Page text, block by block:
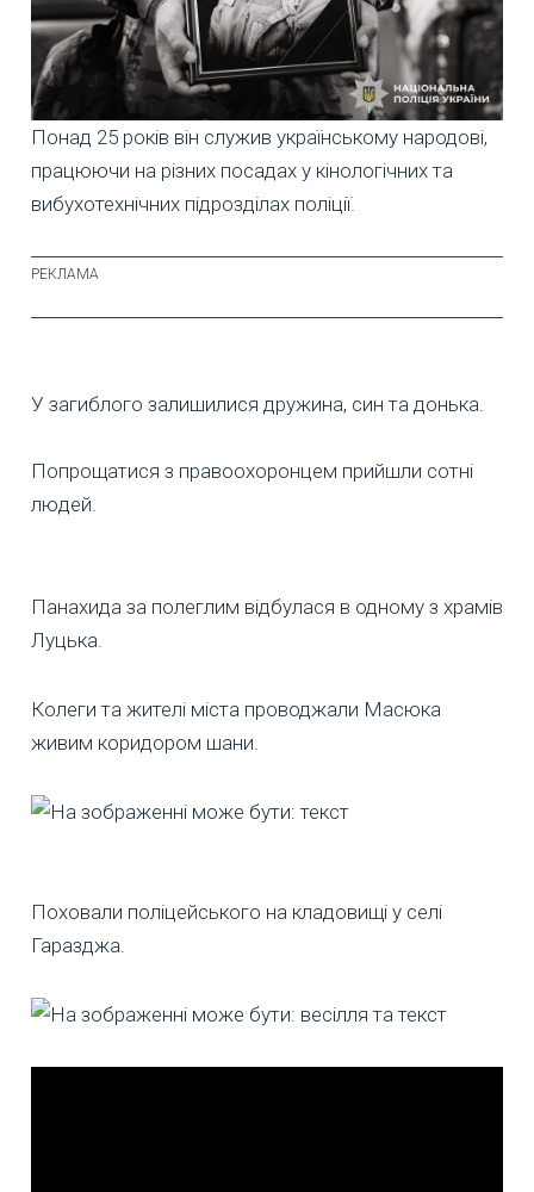
Понад 25 років він служив українському народові,
працюючи на різних посадах у кінологічних та
вибухотехнічних підрозділах поліції.
У загиблого залишилися дружина, син та донька.
Попрощатися з правоохоронцем прийшли сотні
людей.
Панахида за полеглим відбулася в одному з храмів
Луцька.
Колеги та жителі міста проводжали Масюка
живим коридором шани.
Поховали поліцейського на кладовищі у селі
Гаразджа.